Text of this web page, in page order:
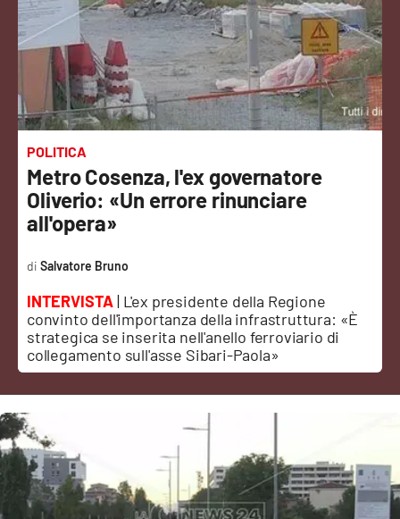
Sanità
Sport
Cultura
Podcast
Meteo
Editoriali
VIDEO
Ambiente
Cronaca
Cultura
Economia e Lavoro
POLITICA
Metro Cosenza, l'ex governatore
Oliverio: «Un errore rinunciare
all'opera»
INTERVISTA| L'ex presidente della Regione
convinto dell'importanza della infrastruttura: «È
strategica se inserita nell'anello ferroviario di
collegamento sull'asse Sibari-Paola»
Salvatore Bruno